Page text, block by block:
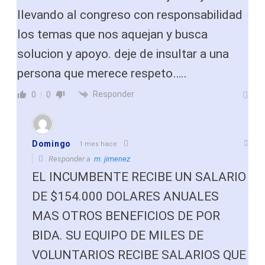
llevando al congreso con responsabilidad
los temas que nos aquejan y busca
solucion y apoyo. deje de insultar a una
persona que merece respeto…..
0 0 Responder
Domingo 1 mes hace
Responder a m. jimenez
EL INCUMBENTE RECIBE UN SALARIO
DE $154.000 DOLARES ANUALES
MAS OTROS BENEFICIOS DE POR
BIDA. SU EQUIPO DE MILES DE
VOLUNTARIOS RECIBE SALARIOS QUE